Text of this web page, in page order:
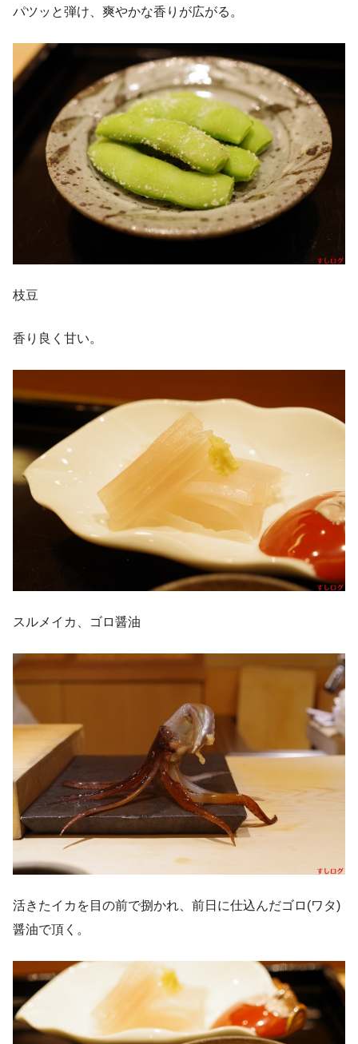
パツッと弾け、爽やかな香りが広がる。
枝豆
香り良く甘い。
スルメイカ、ゴロ醤油
活きたイカを目の前で捌かれ、前日に仕込んだゴロ(ワタ)
醤油で頂く。